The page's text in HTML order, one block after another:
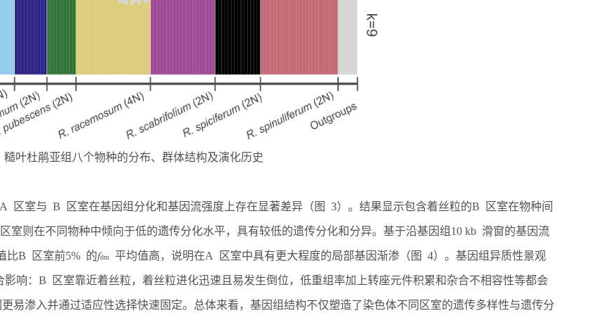
糙叶杜鹃亚组八个物种的分布、群体结构及演化历史
区室与 B 区室在基因组分化和基因流强度上存在显著差异（图 3）。结果显示包含着丝粒的B 区室在物种间
室则在不同物种中倾向于低的遗传分化水平，具有较低的遗传分化和分异。基于沿基因组10 kb 滑窗的基因流
比B 区室前5% 的𝑓dm 平均值高，说明在A 区室中具有更大程度的局部基因渐渗（图 4）。基因组异质性景观
响：B 区室靠近着丝粒，着丝粒进化迅速且易发生倒位，低重组率加上转座元件积累和杂合不相容性等都会
渗入并通过适应性选择快速固定。总体来看，基因组结构不仅塑造了染色体不同区室的遗传多样性与遗传分